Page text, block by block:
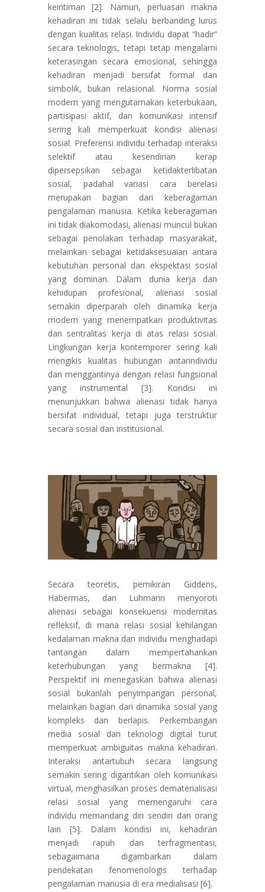
keintiman [2]. Namun, perluasan makna
kehadiran ini tidak selalu berbanding lurus
dengan kualitas relasi. Individu dapat “hadir”
secara teknologis, tetapi tetap mengalami
keterasingan secara emosional, sehingga
kehadiran menjadi bersifat formal dan
simbolik, bukan relasional. Norma sosial
modern yang mengutamakan keterbukaan,
partisipasi aktif, dan komunikasi intensif
sering kali memperkuat kondisi alienasi
sosial. Preferensi individu terhadap interaksi
selektif atau kesendirian kerap
dipersepsikan sebagai ketidakterlibatan
sosial, padahal variasi cara berelasi
merupakan bagian dari keberagaman
pengalaman manusia. Ketika keberagaman
ini tidak diakomodasi, alienasi muncul bukan
sebagai penolakan terhadap masyarakat,
melainkan sebagai ketidaksesuaian antara
kebutuhan personal dan ekspektasi sosial
yang dominan. Dalam dunia kerja dan
kehidupan profesional, alienasi sosial
semakin diperparah oleh dinamika kerja
modern yang menempatkan produktivitas
dan sentralitas kerja di atas relasi sosial.
Lingkungan kerja kontemporer sering kali
mengikis kualitas hubungan antarindividu
dan menggantinya dengan relasi fungsional
yang instrumental [3]. Kondisi ini
menunjukkan bahwa alienasi tidak hanya
bersifat individual, tetapi juga terstruktur
secara sosial dan institusional.
Secara teoretis, pemikiran Giddens,
Habermas, dan Luhmann menyoroti
alienasi sebagai konsekuensi modernitas
refleksif, di mana relasi sosial kehilangan
kedalaman makna dan individu menghadapi
tantangan dalam mempertahankan
keterhubungan yang bermakna [4].
Perspektif ini menegaskan bahwa alienasi
sosial bukanlah penyimpangan personal,
melainkan bagian dari dinamika sosial yang
kompleks dan berlapis. Perkembangan
media sosial dan teknologi digital turut
memperkuat ambiguitas makna kehadiran.
Interaksi antartubuh secara langsung
semakin sering digantikan oleh komunikasi
virtual, menghasilkan proses dematerialisasi
relasi sosial yang memengaruhi cara
individu memandang diri sendiri dan orang
lain [5]. Dalam kondisi ini, kehadiran
menjadi rapuh dan terfragmentasi,
sebagaimana digambarkan dalam
pendekatan fenomenologis terhadap
pengalaman manusia di era medialisasi [6].